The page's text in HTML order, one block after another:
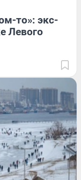
то»: экс-
Левого